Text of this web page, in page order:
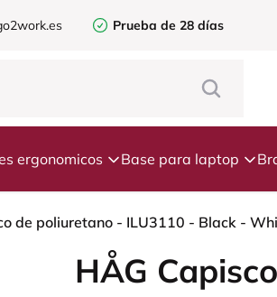
Prueba de 28 días
ergonomicos Base para laptop
de poliuretano - ILU3110 - Black -
HÅG